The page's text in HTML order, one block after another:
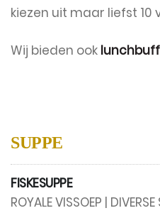
kiezen uit maar liefst 10
Wij bieden ook
SUPPE
FISKESUPPE
ROYALE VISSOEP |